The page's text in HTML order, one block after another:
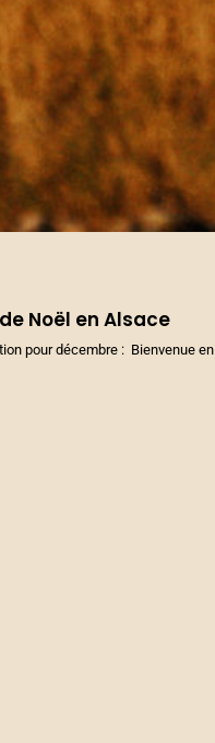
Noël en Alsace
pour décembre : Bienvenue en